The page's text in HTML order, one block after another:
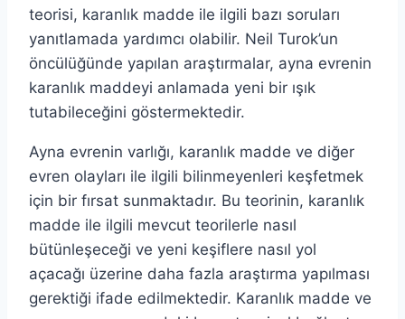
teorisi, karanlık madde ile ilgili bazı soruları
yanıtlamada yardımcı olabilir. Neil Turok’un
öncülüğünde yapılan araştırmalar, ayna evrenin
karanlık maddeyi anlamada yeni bir ışık
tutabileceğini göstermektedir.
Ayna evrenin varlığı, karanlık madde ve diğer
evren olayları ile ilgili bilinmeyenleri keşfetmek
için bir fırsat sunmaktadır. Bu teorinin, karanlık
madde ile ilgili mevcut teorilerle nasıl
bütünleşeceği ve yeni keşiflere nasıl yol
açacağı üzerine daha fazla araştırma yapılması
gerektiği ifade edilmektedir. Karanlık madde ve